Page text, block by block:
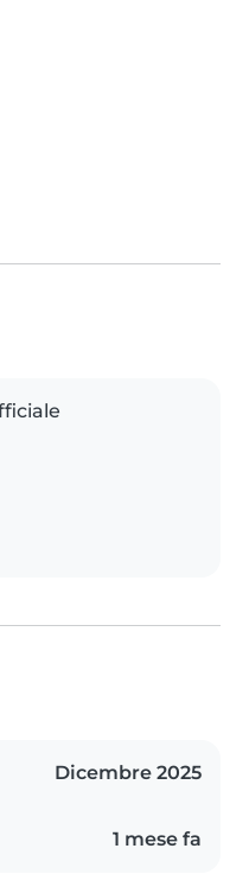
Dicembre 2025
1 mese fa